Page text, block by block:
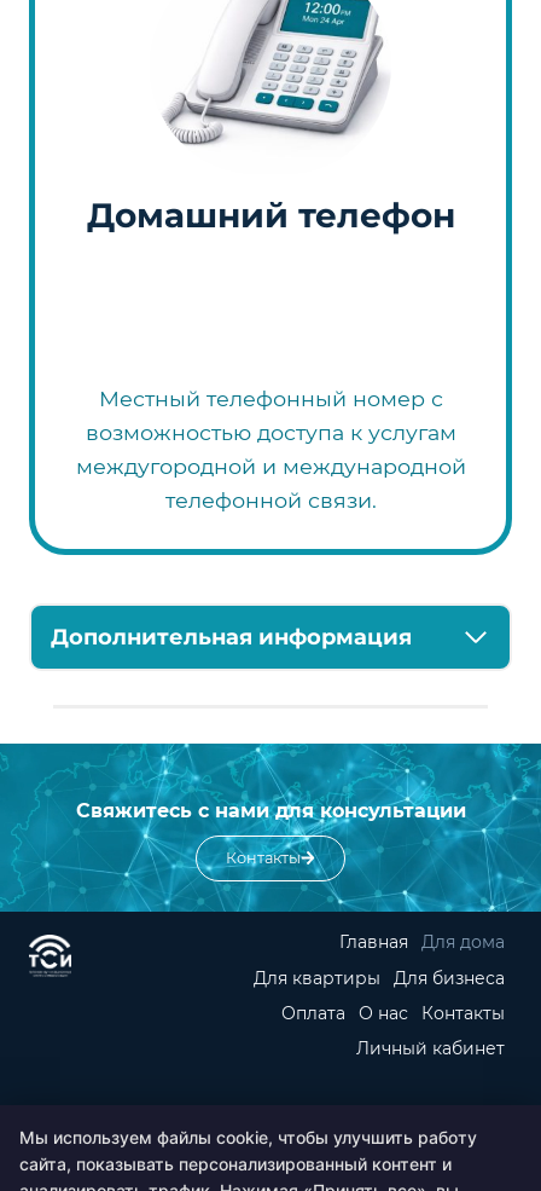
Домашний телефон
Местный телефонный номер с
возможностью доступа к услугам
междугородной и международной
телефонной связи.
Дополнительная информация
Свяжитесь с нами для консультации
Контакты
Главная
Для дома
Для квартиры
Для бизнеса
Оплата
О нас
Контакты
Личный кабинет
Оставаясь на сайте, вы соглашаетесь с политикой
конфиденциальности и даёте согласие на обработку
Мы используем файлы cookie, чтобы улучшить работу
сайта, показывать персонализированный контент и